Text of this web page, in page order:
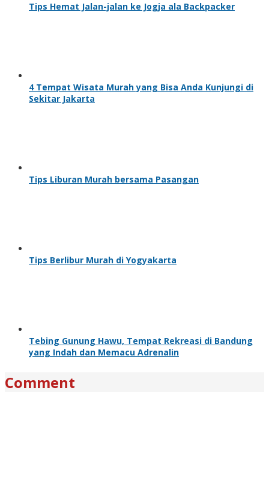
Tips Hemat Jalan-jalan ke Jogja ala Backpacker
4 Tempat Wisata Murah yang Bisa Anda Kunjungi di
Sekitar Jakarta
Tips Liburan Murah bersama Pasangan
Tips Berlibur Murah di Yogyakarta
Tebing Gunung Hawu, Tempat Rekreasi di Bandung
yang Indah dan Memacu Adrenalin
Comment